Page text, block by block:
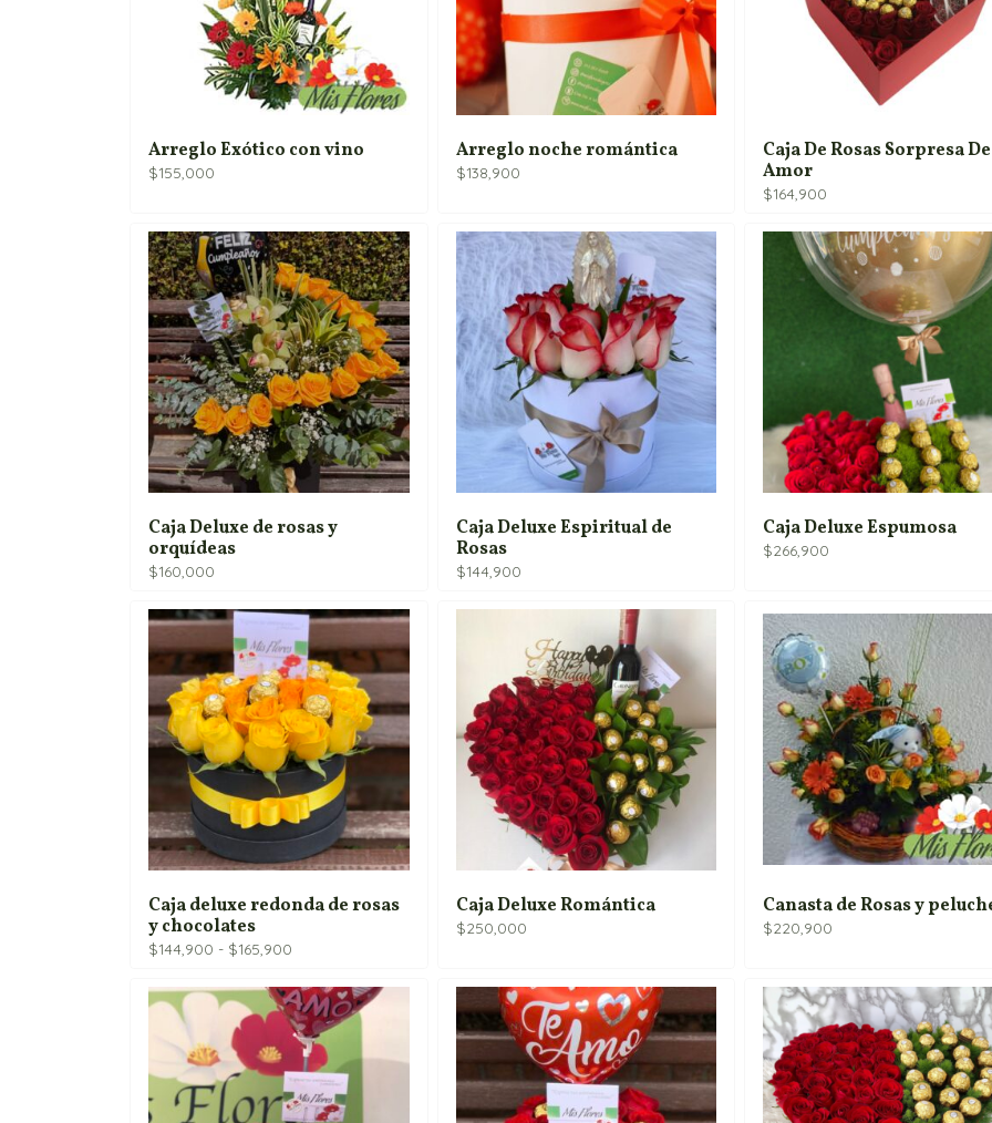
Arreglo Exótico con vino
$155,000
Arreglo noche romántica
$138,900
Caja De Rosas Sorpresa De
Amor
$164,900
Caja Deluxe de rosas y
orquídeas
$160,000
Caja Deluxe Espiritual de
Rosas
$144,900
Caja Deluxe Espumosa
$266,900
Caja deluxe redonda de rosas
y chocolates
$144,900 - $165,900
precios:
desde
$144,900
hasta
$165,900
Caja Deluxe Romántica
$250,000
Canasta de Rosas y
$220,900